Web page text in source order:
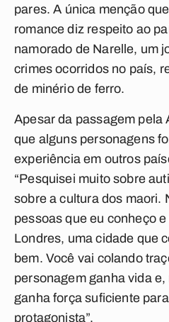
pares. A única menção
romance diz respeito ao
namorado de Narelle, um
crimes ocorridos no país,
de minério de ferro.
Apesar da passagem pela
que alguns personagens
experiência em outros
“Pesquisei muito sobre
sobre a cultura dos maori.
pessoas que eu conheço
Londres, uma cidade que
bem. Você vai colando
personagem ganha vida
ganha força suficiente
protagonista”.